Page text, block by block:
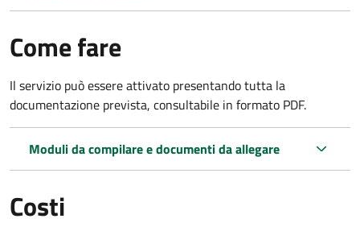
Come fare
Il servizio può essere attivato presentando tutta la
documentazione prevista, consultabile in formato PDF.
Moduli da compilare e documenti da allegare
Costi